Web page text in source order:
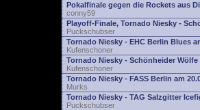
Pokalfinale gegen die Rockets aus
conny59
Playoff-Finale, Tornado Niesky -
Puckschubser
Tornado Niesky - EHC Berlin Blues
Kufenschoner
Tornado Niesky - Schönheider Wölfe
Kufenschoner
Tornado Niesky - FASS Berlin am
Murks
Tornado Niesky - TAG Salzgitter
Puckschubser